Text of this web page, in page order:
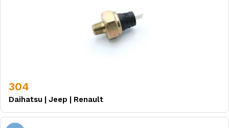
304
Daihatsu | Jeep | Renault